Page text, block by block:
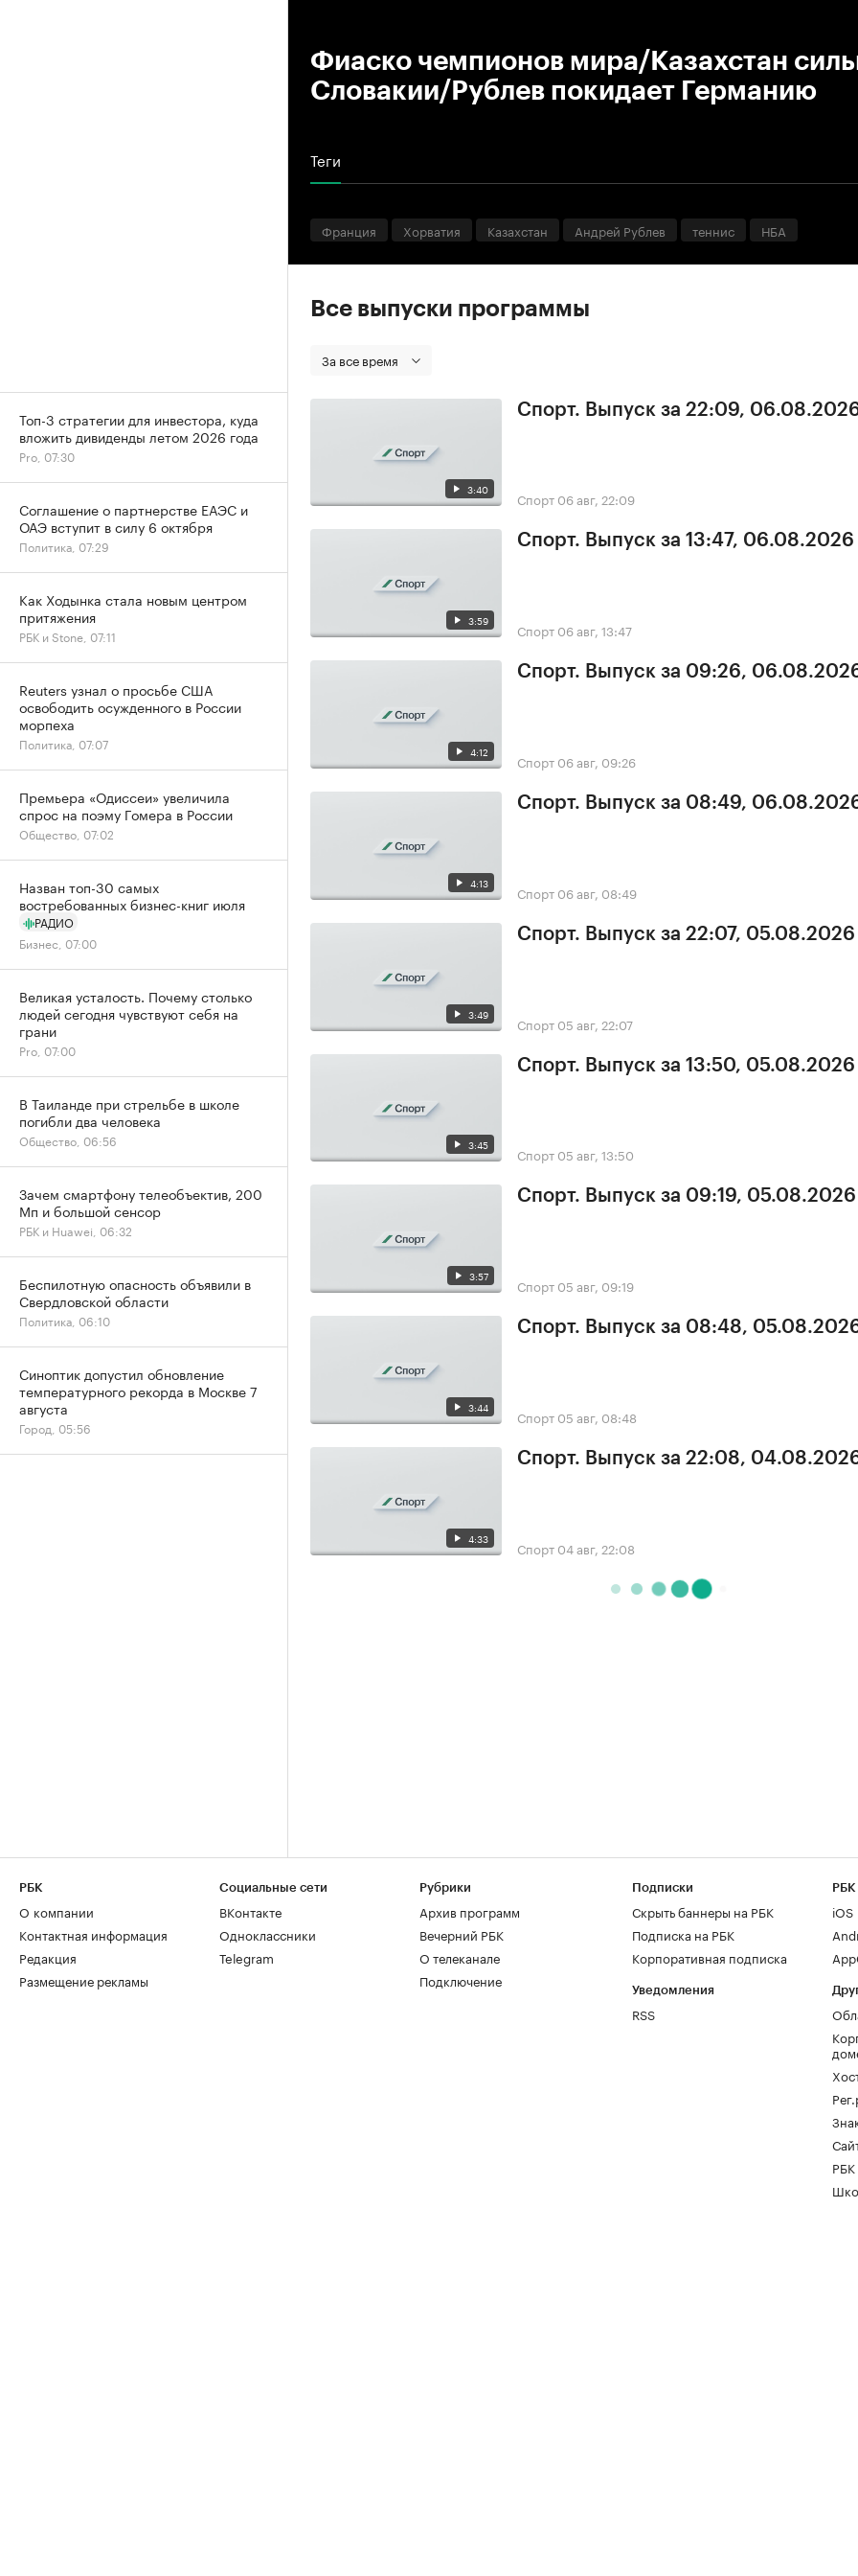
Фиаско чемпионов мира/Казахстан
Словакии/Рублев покидает Германию
Теги
Франция Хорватия Казахстан Андрей Рублев теннис НБА
Все выпуски программы
За все время
3:40
Спорт. Выпуск за 22:09,
Спорт 06 авг, 22:09
3:59
Спорт. Выпуск за 13:47, 06.08.2026
Спорт 06 авг, 13:47
4:12
Спорт. Выпуск за 09:26,
Спорт 06 авг, 09:26
4:13
Спорт. Выпуск за 08:49,
Спорт 06 авг, 08:49
3:49
Спорт. Выпуск за 22:07, 05.08.2026
Спорт 05 авг, 22:07
3:45
Спорт. Выпуск за 13:50, 05.08.2026
Спорт 05 авг, 13:50
3:57
Спорт. Выпуск за 09:19, 05.08.2026
Спорт 05 авг, 09:19
3:44
Спорт. Выпуск за 08:48,
Спорт 05 авг, 08:48
4:33
Спорт. Выпуск за 22:08,
Спорт 04 авг, 22:08
Топ-3 стратегии для инвестора, куда
вложить дивиденды летом 2026 года
Pro, 07:30
Соглашение о партнерстве ЕАЭС и
ОАЭ вступит в силу 6 октября
Политика, 07:29
Как Ходынка стала новым центром
притяжения
РБК и Stone, 07:11
Reuters узнал о просьбе США
освободить осужденного в России
морпеха
Политика, 07:07
Премьера «Одиссеи» увеличила
спрос на поэму Гомера в России
Общество, 07:02
Назван топ-30 самых
востребованных бизнес-книг июля
РАДИО
Бизнес, 07:00
Великая усталость. Почему столько
людей сегодня чувствуют себя на
грани
Pro, 07:00
В Таиланде при стрельбе в школе
погибли два человека
Общество, 06:56
Зачем смартфону телеобъектив, 200
Мп и большой сенсор
РБК и Huawei, 06:32
Беспилотную опасность объявили в
Свердловской области
Политика, 06:10
Синоптик допустил обновление
температурного рекорда в Москве 7
августа
Город, 05:56
РБК
О компании
Контактная информация
Редакция
Размещение рекламы
Социальные сети
ВКонтакте
Одноклассники
Telegram
Рубрики
Архив программ
Вечерний РБК
О телеканале
Подключение
Подписки
Скрыть баннеры на РБК
Подписка на РБК
Корпоративная подписка
Уведомления
RSS
РБК
iOS